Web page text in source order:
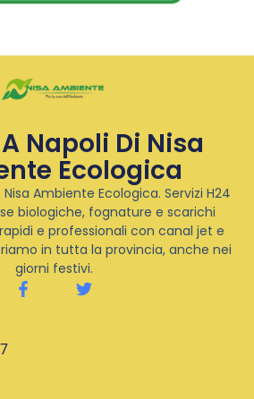
Napoli Di Nisa
Ecologica
Ambiente Ecologica. Servizi H24
biologiche, fognature e scarichi
e professionali con canal jet e
in tutta la provincia, anche nei
giorni festivi.